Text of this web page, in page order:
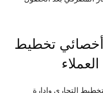
تخطيط
التجاري وإدارة